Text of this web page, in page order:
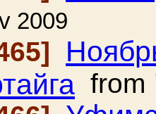
2009
from